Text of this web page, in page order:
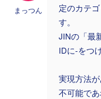
まっつん
定のカテ
す。
JINの「最
IDに-をつ
実現方法
不可能で